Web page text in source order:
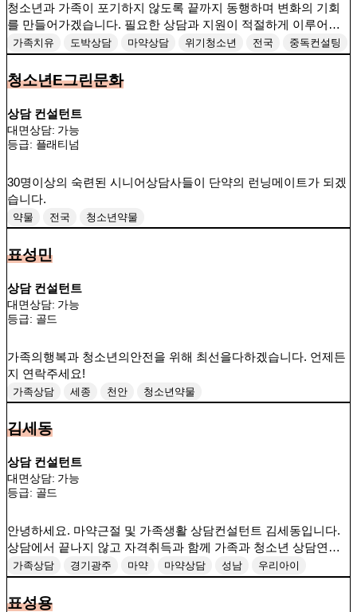
청소년과 가족이 포기하지 않도록 끝까지 동행하며 변화의 기회
를 만들어가겠습니다. 필요한 상담과 지원이 적절하게 이루어질
수 있도록 끝까지 연결하고 관리하겠습니다.
가족치유 도박상담 마약상담 위기청소년 전국
중독컨설팅
청소년E그린문화
상담 컨설턴트
대면상담: 가능
등급: 플래티넘
30명이상의 숙련된 시니어상담사들이 단약의 런닝메이트가 되겠
습니다.
약물 전국 청소년약물
표성민
상담 컨설턴트
대면상담: 가능
등급: 골드
가족의행복과 청소년의안전을 위해 최선을다하겠습니다. 언제든
지 연락주세요!
가족상담 세종 천안 청소년약물
김세동
상담 컨설턴트
대면상담: 가능
등급: 골드
안녕하세요. 마약근절 및 가족생활 상담컨설턴트 김세동입니다.
상담에서 끝나지 않고 자격취득과 함께 가족과 청소년 상담연계
까지 다이렉트로 도와드려 가정의 지킴이로 만들어 드리겠습니
다!
가족상담 경기광주 마약 마약상담 성남
우리아이
표성용